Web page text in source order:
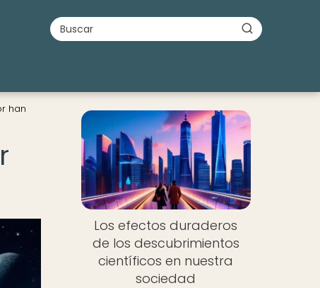
han
Los efectos duraderos
de los descubrimientos
científicos en nuestra
sociedad